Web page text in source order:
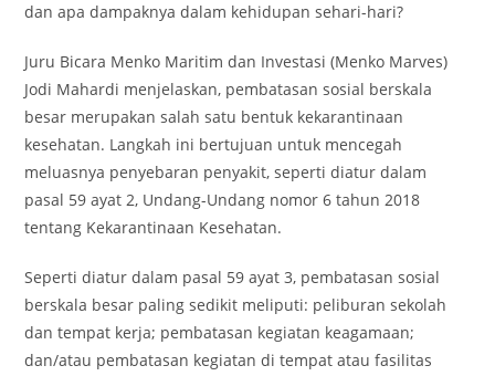
dan apa dampaknya dalam kehidupan sehari-hari?
Juru Bicara Menko Maritim dan Investasi (Menko Marves)
Jodi Mahardi menjelaskan, pembatasan sosial berskala
besar merupakan salah satu bentuk kekarantinaan
kesehatan. Langkah ini bertujuan untuk mencegah
meluasnya penyebaran penyakit, seperti diatur dalam
pasal 59 ayat 2, Undang-Undang nomor 6 tahun 2018
tentang Kekarantinaan Kesehatan.
Seperti diatur dalam pasal 59 ayat 3, pembatasan sosial
berskala besar paling sedikit meliputi: peliburan sekolah
dan tempat kerja; pembatasan kegiatan keagamaan;
dan/atau pembatasan kegiatan di tempat atau fasilitas